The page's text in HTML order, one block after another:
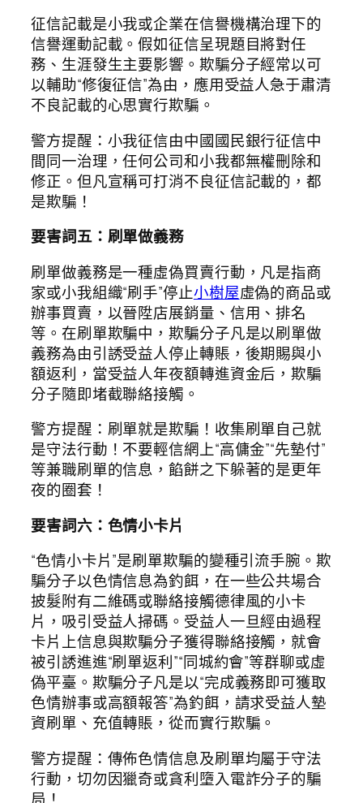
征信記載是小我或企業在信譽機構治理下的
信譽運動記載。假如征信呈現題目將對任
務、生涯發生主要影響。欺騙分子經常以可
以輔助“修復征信”為由，應用受益人急于肅清
不良記載的心思實行欺騙。
警方提醒：小我征信由中國國民銀行征信中
間同一治理，任何公司和小我都無權刪除和
修正。但凡宣稱可打消不良征信記載的，都
是欺騙！
要害詞五：刷單做義務
刷單做義務是一種虛偽買賣行動，凡是指商
家或小我組織“刷手”停止小樹屋虛偽的商品或
辦事買賣，以晉陞店展銷量、信用、排名
等。在刷單欺騙中，欺騙分子凡是以刷單做
義務為由引誘受益人停止轉賬，後期賜與小
額返利，當受益人年夜額轉進資金后，欺騙
分子隨即堵截聯絡接觸。
警方提醒：刷單就是欺騙！收集刷單自己就
是守法行動！不要輕信網上“高傭金”“先墊付”
等兼職刷單的信息，餡餅之下躲著的是更年
夜的圈套！
要害詞六：色情小卡片
“色情小卡片”是刷單欺騙的變種引流手腕。欺
騙分子以色情信息為釣餌，在一些公共場合
披髮附有二維碼或聯絡接觸德律風的小卡
片，吸引受益人掃碼。受益人一旦經由過程
卡片上信息與欺騙分子獲得聯絡接觸，就會
被引誘進進“刷單返利”“同城約會”等群聊或虛
偽平臺。欺騙分子凡是以“完成義務即可獲取
色情辦事或高額報答”為釣餌，請求受益人墊
資刷單、充值轉賬，從而實行欺騙。
警方提醒：傳佈色情信息及刷單均屬于守法
行動，切勿因獵奇或貪利墮入電詐分子的騙